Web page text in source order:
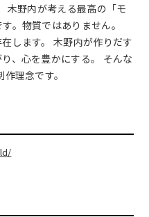
木野内が考える最高の「モ
。物質ではありません。
します。 木野内が作りだす
、心を豊かにする。 そんな
理念です。